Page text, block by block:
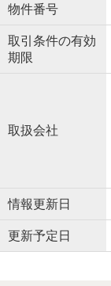
物件番号
取引条件の有効
期限
取扱会社
情報更新日
更新予定日